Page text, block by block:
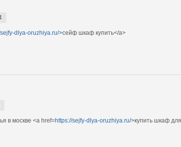
dlya-oruzhiya.ru/>сейф шкаф купить</a>
в москве <a href=https://sejfy-dlya-oruzhiya.ru/>купить шкаф